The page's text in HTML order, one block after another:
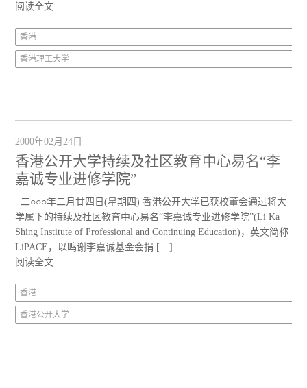
阅读全文
香港
香港理工大学
2000年02月24日
香港公开大学持续及社区教育中心易名“李
嘉诚专业进修学院”
二○○○年二月廿四日(星期四) 香港公开大学已获校董会通过将大
学属下的持续及社区教育中心易名“李嘉诚专业进修学院”(Li Ka
Shing Institute of Professional and Continuing Education)，英文简称
LiPACE，以鸣谢李嘉诚基金会捐 […]
阅读全文
香港
香港公开大学